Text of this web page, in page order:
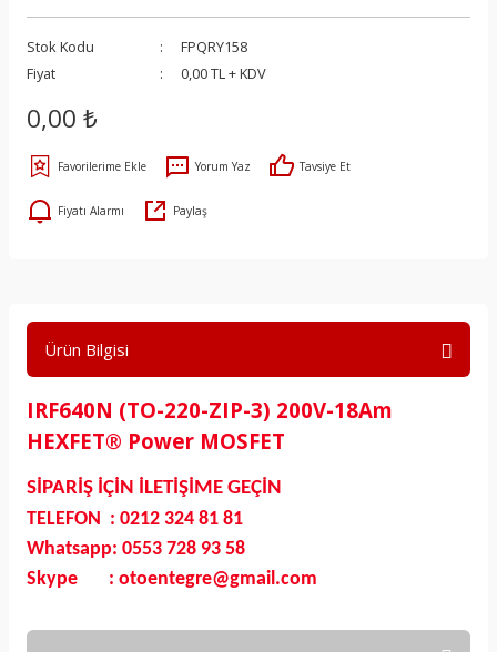
Stok Kodu
FPQRY158
Fiyat
0,00 TL + KDV
0,00 ₺
Yorum Yaz Tavsiye Et
Fiyatı Alarmı Paylaş
Ürün Bilgisi
IRF640N (TO-220-ZIP-3) 200V-18Am
HEXFET® Power MOSFET
SİPARİŞ İÇİN İLETİŞİME GEÇİN
TELEFON : 0212 324 81 81
Whatsapp: 0553 728 93 58
Skype : otoentegre@gmail.com